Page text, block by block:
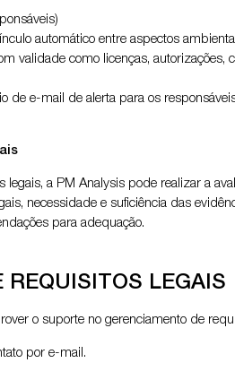
automático entre aspectos
validade como licenças, autorizações,
de e-mail de alerta para os
a PM Analysis pode realizar a
necessidade e suficiência das
para adequação.
REQUISITOS LEGAIS
o suporte no gerenciamento de
por e-mail.